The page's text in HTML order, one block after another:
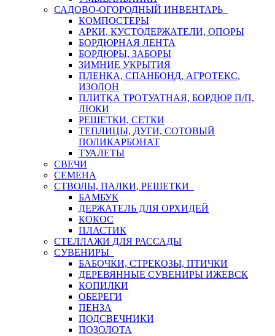
САДОВО-ОГОРОДНЫЙ ИНВЕНТАРЬ
КОМПОСТЕРЫ
АРКИ, КУСТОДЕРЖАТЕЛИ, ОПОРЫ
БОРДЮРНАЯ ЛЕНТА
БОРДЮРЫ, ЗАБОРЫ
ЗИМНИЕ УКРЫТИЯ
ПЛЕНКА, СПАНБОНД, АГРОТЕКС,
ИЗОЛОН
ПЛИТКА ТРОТУАТНАЯ, БОРДЮР П/П,
ЛЮКИ
РЕШЕТКИ, СЕТКИ
ТЕПЛИЦЫ, ДУГИ, СОТОВЫЙ
ПОЛИКАРБОНАТ
ТУАЛЕТЫ
СВЕЧИ
СЕМЕНА
СТВОЛЫ, ПАЛКИ, РЕШЕТКИ
БАМБУК
ДЕРЖАТЕЛЬ ДЛЯ ОРХИДЕЙ
КОКОС
ПЛАСТИК
СТЕЛЛАЖИ ДЛЯ РАССАДЫ
СУВЕНИРЫ
БАБОЧКИ, СТРЕКОЗЫ, ПТИЧКИ
ДЕРЕВЯННЫЕ СУВЕНИРЫ ИЖЕВСК
КОПИЛКИ
ОБЕРЕГИ
ПЕНЗА
ПОДСВЕЧНИКИ
ПОЗОЛОТА